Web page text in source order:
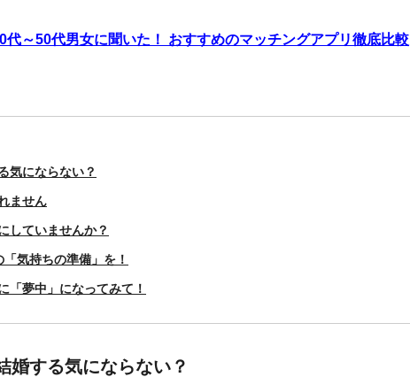
代～50代男女に聞いた！ おすすめのマッチングアプリ徹底比較
気にならない？
ません
していませんか？
気持ちの準備」を！
夢中」になってみて！
婚する気にならない？